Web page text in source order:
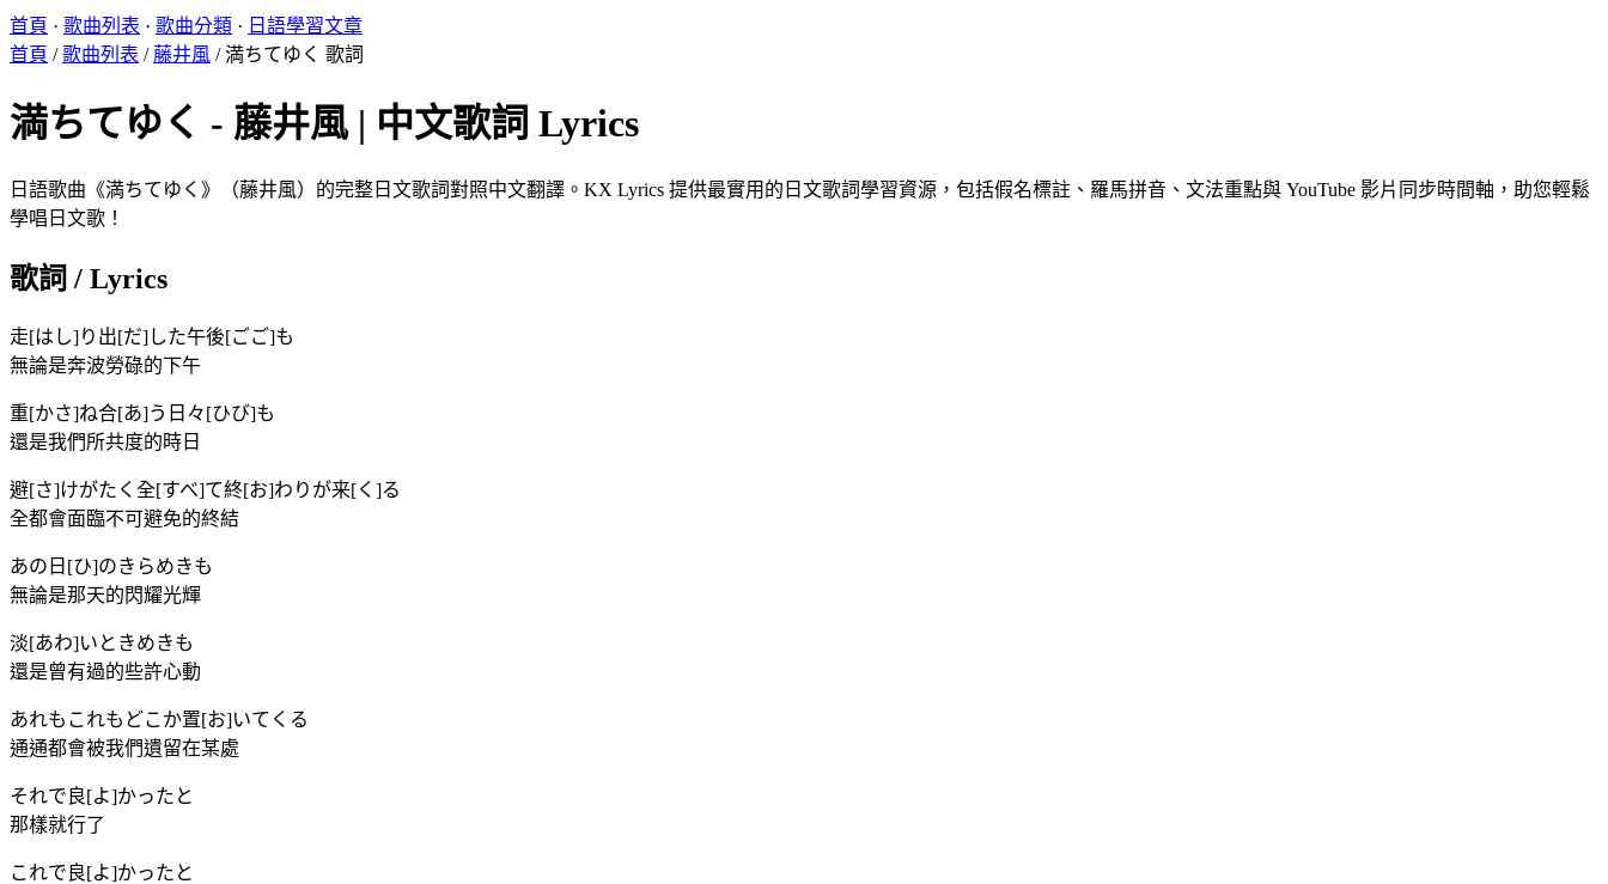
首頁 · 歌曲列表 · 歌曲分類 · 日語學習文章
首頁 /歌曲列表 / 藤井風 /満ちてゆく 歌詞
満ちてゆく - 藤井風 | 中文歌詞 Lyrics
日語歌曲《満ちてゆく》（藤井風）的完整日文歌詞對照中文翻譯。KX Lyrics 提供最實用的日文歌詞學習資源，包括假名標註、羅馬拼音、文法重點與 YouTube 影片同步時間軸，助您輕鬆
學唱日文歌！
歌詞 / Lyrics
走[はし]り出[だ]した午後[ごご]も
無論是奔波勞碌的下午
重[かさ]ね合[あ]う日々[ひび]も
還是我們所共度的時日
避[さ]けがたく全[すべ]て終[お]わりが来[く]る
全都會面臨不可避免的終結
あの日[ひ]のきらめきも
無論是那天的閃耀光輝
淡[あわ]いときめきも
還是曾有過的些許心動
あれもこれもどこか置[お]いてくる
通通都會被我們遺留在某處
それで良[よ]かったと
那樣就行了
これで良[よ]かったと